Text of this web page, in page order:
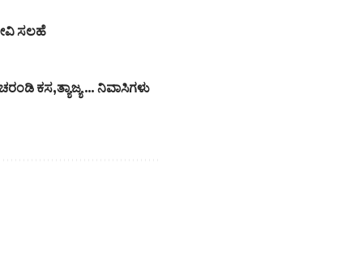
ಸಲಹೆ
ಕಸ,ತ್ಯಾಜ್ಯ … ನಿವಾಸಿಗಳು